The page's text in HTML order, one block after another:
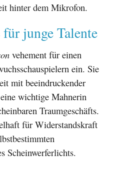
hinter dem Mikrofon.
junge Talente
vehement für einen
ein. Sie
mit beeindruckender
wichtige Mahnerin
Traumgeschäfts.
für Widerstandskraft
Scheinwerferlichts.